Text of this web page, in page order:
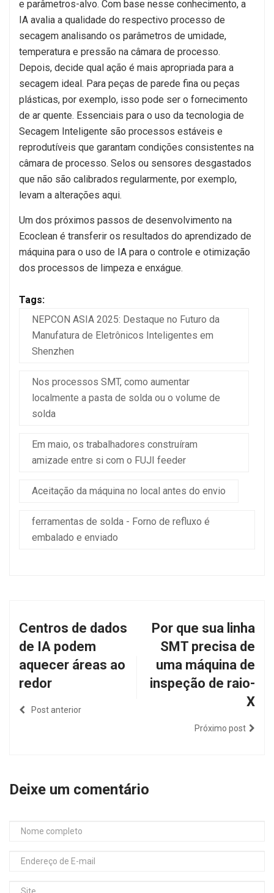
e parâmetros-alvo. Com base nesse conhecimento, a
IA avalia a qualidade do respectivo processo de
secagem analisando os parâmetros de umidade,
temperatura e pressão na câmara de processo.
Depois, decide qual ação é mais apropriada para a
secagem ideal. Para peças de parede fina ou peças
plásticas, por exemplo, isso pode ser o fornecimento
de ar quente. Essenciais para o uso da tecnologia de
Secagem Inteligente são processos estáveis e
reprodutíveis que garantam condições consistentes na
câmara de processo. Selos ou sensores desgastados
que não são calibrados regularmente, por exemplo,
levam a alterações aqui.
Um dos próximos passos de desenvolvimento na
Ecoclean é transferir os resultados do aprendizado de
máquina para o uso de IA para o controle e otimização
dos processos de limpeza e enxágue.
Tags:
NEPCON ASIA 2025: Destaque no Futuro da
Manufatura de Eletrônicos Inteligentes em
Shenzhen
Nos processos SMT, como aumentar
localmente a pasta de solda ou o volume de
solda
Em maio, os trabalhadores construíram
amizade entre si com o FUJI feeder
Aceitação da máquina no local antes do envio
ferramentas de solda - Forno de refluxo é
embalado e enviado
Centros de dados
de IA podem
aquecer áreas ao
redor
Post anterior
Por que sua linha
SMT precisa de
uma máquina de
inspeção de raio-
X
Próximo post
Deixe um comentário